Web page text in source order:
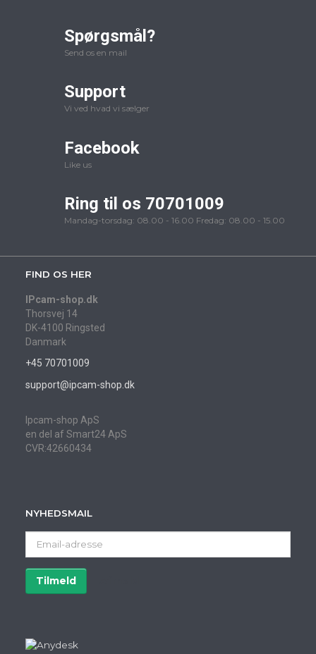
Spørgsmål?
Send os en mail
Support
Vi ved hvad vi sælger
Facebook
Like us
Ring til os 70701009
Mandag-torsdag: 08.00 - 16.00 Fredag: 08.00 - 15.00
FIND OS HER
IPcam-shop.dk
Thorsvej 14
DK-4100 Ringsted
Danmark
+45 70701009
support@ipcam-shop.dk
Ipcam-shop ApS
en del af Smart24 ApS
CVR:42660434
NYHEDSMAIL
adresse
Tilmeld